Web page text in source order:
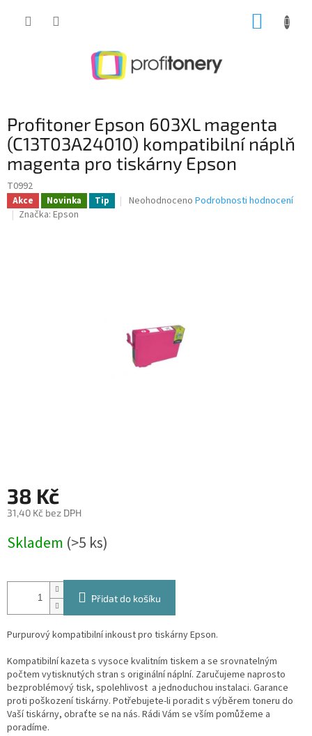
Profitoner Epson 603XL magenta
(C13T03A24010) kompatibilní náplň
magenta pro tiskárny Epson
T0992
Akce Novinka Tip
Průměrné
Neohodnoceno Podrobnosti hodnocení
Značka: Epson
38 Kč
31,40 Kč bez DPH
cena:
Skladem (>5 ks)
Přidat do košíku
Purpurový kompatibilní inkoust pro tiskárny Epson.
Kompatibilní kazeta s vysoce kvalitním tiskem a se srovnatelným
počtem vytisknutých stran s originální náplní. Zaručujeme naprosto
bezproblémový tisk, spolehlivost a jednoduchou instalaci. Garance
proti poškození tiskárny. Potřebujete-li poradit s výběrem toneru do
Vaší tiskárny, obraťte se na nás. Rádi Vám se vším pomůžeme a
poradíme.